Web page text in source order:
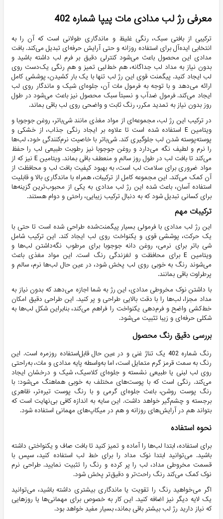
معرفی رژ لب مدادی مات پیپا شماره 402
ترکیبی از بافتی سبک، رنگی غلیظ و ماندگاری طولانی است که آن را به
انتخابی ایده‌آل برای استفاده روزانه و حتی آرایش‌ حرفه‌ای تبدیل می‌کند. بافت
مدادی این محصول باعث می‌شود کنترلی دقیق بر فرم لب داشته باشید و
بدون نیاز به مداد لب جداگانه، هم خط‌لبی تمیز و هم رنگی یک‌دست روی
لب ایجاد کنید. پیگمنت قوی این رژ لب تنها با یک بار کشیدن، پوششی کامل
ارائه می‌دهد و با توجه به فرمول مات آن، جلوه‌ای شیک و ماندگار روی لب
ایجاد می‌کند. فرمول ضدآب و نسبتاً سبک محصول نیز باعث می‌شود در طول
روز بدون نیاز به تمدید مکرر، رنگ ثابت و واضحی روی لب باقی بماند.
در ترکیب این رژ لب، مجموعه‌ای از مواد مغذی مانند شی‌باتر، روغن جوجوبا و
ویتامین E استفاده شده است تا علاوه بر ایجاد رنگی جذاب، از خشکی و
پوسته‌پوسته شدن لب جلوگیری کند. شی‌باتر با خاصیت نرم‌کنندگی خود، لب‌ها
را نرم و لطیف نگه می‌دارد و روغن جوجوبا نیز رطوبت طبیعی لب را حفظ
می‌کند تا بافت لب در طول روز سالم و منعطف باقی بماند. ویتامین E نیز که از
مواد ضروری برای سلامت لب است، به بهبود کیفیت بافت لب و محافظت از
آن کمک می‌کند. این مجموعه کامل از ترکیبات، همراه با ماندگاری بالا و قابلیت
استفاده آسان، باعث شده این رژ لب مدادی به یکی از محبوب‌ترین گزینه‌ها
برای کسانی تبدیل شود که به دنبال ترکیب زیبایی، راحتی و دوام هستند.
ترکیبات مهم
این رژ لب مدادی با فرمولی بسیار پیگمنت‌شده طراحی شده است تا حتی با
یک حرکت، پوششی قوی و یکنواخت روی لب ایجاد کند. این ترکیب شامل
شی باتر برای نرمی، روغن دانه جوجوبا برای مرطوب نگه‌داشتن لب‌ها و
ویتامین E برای محافظت و لغزندگی رنگ است. این مواد مغذی باعث
می‌شوند رنگ به خوبی روی لب پخش شود، در عین حال لب‌ها نرم، سالم و
پرطراوت باقی بمانند.
با داشتن نوک مخروطی مدادی، این رژ به شما اجازه می‌دهد که بدون نیاز به
مداد مجزا، لب‌ها را با دقت بالایی طراحی و پر کنید. این طراحی دقیق امکان
خط‌کشی واضح و فرم‌دهی یکنواخت را فراهم می‌کند، بنابراین شکل لب‌ها به
شکلی حرفه‌ای و زیبا تثبیت می‌شود.
بررسی دقیق رنگ محصول
رنگ شماره 402 یک تناژ غنی و در عین حال قابل‌استفاده روزمره است. این
رنگ به سمت قرمز گرم متمایل است، اما به‌واسطه پایه مدادی و مات، به‌راحتی
روی لب لبنی یا طبیعی نشسته و جلوه‌ای کلاسیک، شیک و درخشان ایجاد
می‌کند. رنگی است که با پوست‌های مختلف به خوبی هماهنگ می‌شود: با
رنگ پوست روشن، باعث جلوه‌ای گرمی و با رنگ پوست تیره‌تر، ظاهری
برجسته و چشم‌گیر خواهد داشت. این سایه به اندازه کافی بی‌نهایت است که
بتواند هم در آرایش‌های روزانه و هم در میکاپ‌های مهمانی استفاده شود.
نحوه استفاده
برای استفاده، ابتدا لب‌ها را آماده و تمیز کنید تا بافت صاف و یکنواختی داشته
باشید. می‌توانید ابتدا نوک مداد را برای خط لب استفاده کنید، سپس با
قسمت مخروطی مداد، لب را پر کرده و رنگ را تثبیت نمایید. طراحی نرم
نوک کمک می‌کند رنگ راحت‌تر و دقیق‌تر پخش شود.
اگر می‌خواهید رنگ را تقویت یا ماندگاری بیشتری داشته باشید، می‌توانید
یک لایه دیگر نیز اضافه کنید. این کار به خصوص برای مهمانی‌ها یا روزهایی
که نیاز دارید رژ لب بیشتر باقی بماند، بسیار مفید خواهد بود.